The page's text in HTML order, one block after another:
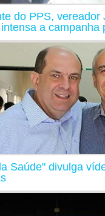
do PPS, vereador
a campanha
Saúde" divulga